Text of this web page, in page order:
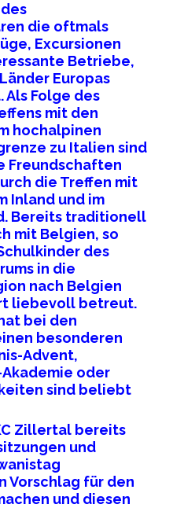
die oftmals
Excursionen
Betriebe,
Europas
Als Folge des
mit den
hochalpinen
zu Italien sind
Freundschaften
die Treffen mit
Inland und im
Bereits traditionell
mit Belgien, so
des
in die
nach Belgien
liebevoll betreut.
bei den
besonderen
Advent,
oder
sind beliebt
Zillertal bereits
und
Vorschlag für den
und diesen